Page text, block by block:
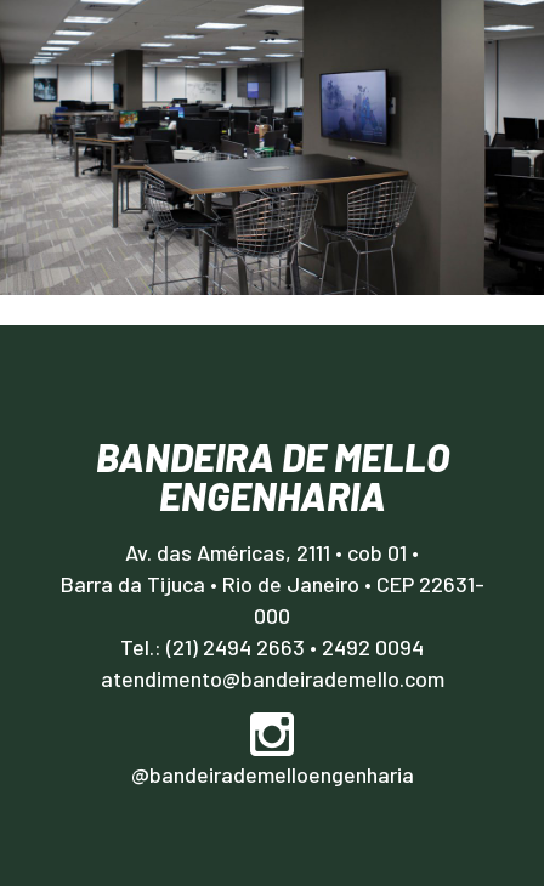
BANDEIRA DE MELLO
ENGENHARIA
Av. das Américas, 2111 • cob 01 •
Barra da Tijuca • Rio de Janeiro • CEP 22631-
000
Tel.: (21) 2494 2663 • 2492 0094
atendimento@bandeirademello.com
@bandeirademelloengenharia